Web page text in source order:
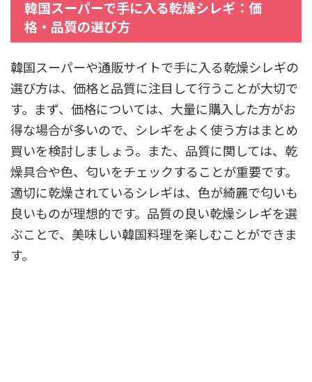
韓国スーパーで手に入る乾燥シレギ：価
格・品質の選び方
韓国スーパーや通販サイトで手に入る乾燥シレギの
選び方は、価格と品質に注目して行うことが大切で
す。まず、価格については、大量に購入した方がお
得な場合が多いので、シレギをよく使う方はまとめ
買いを検討しましょう。また、品質に関しては、乾
燥具合や色、匂いをチェックすることが重要です。
適切に乾燥されているシレギは、色が綺麗で匂いも
良いものが理想的です。品質の良い乾燥シレギを選
ぶことで、美味しい韓国料理を楽しむことができま
す。